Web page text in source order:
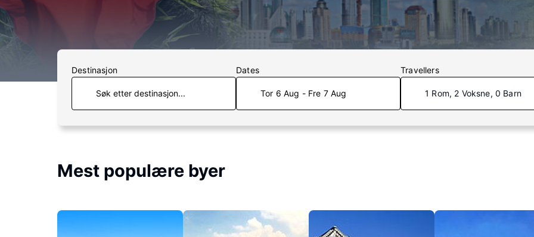
Destinasjon Dates
Tor 6 Aug - Fre 7 Aug
Travellers
1 Rom, 2 Voksne, 0 Barn
Mest populære byer